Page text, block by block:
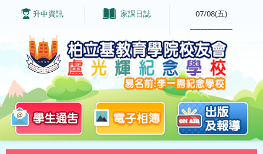
升中資訊 家課日誌
07/08(五)